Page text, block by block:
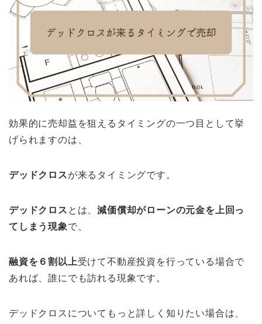
効果的に売却益を狙えるタイミングの一つ目として挙
げられますのは、
デッドクロスが来るタイミングです。
デッドクロス とは、減価償却がローンの元金を上回っ
てしまう現象で、
融資を６割以上受けて不動産投資を行っている場合で
あれば、誰にでも訪れる現象です。
デッドクロスについてもっと詳しく知りたい場合は、